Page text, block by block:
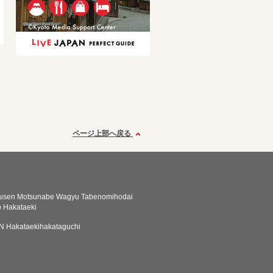
ページ上部へ戻る
Motsunabe Wagyu Tabenomihodai
Hakataeki
Hakataekihakataguchi